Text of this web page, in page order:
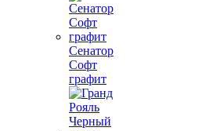
Сенатор
Софт
графит